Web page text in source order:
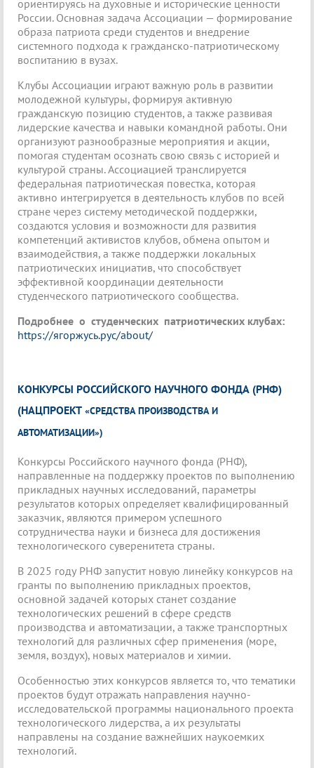
ориентируясь на духовные и исторические ценности
России. Основная задача Ассоциации — формирование
образа патриота среди студентов и внедрение
системного подхода к гражданско-патриотическому
воспитанию в вузах.
Клубы Ассоциации играют важную роль в развитии
молодежной культуры, формируя активную
гражданскую позицию студентов, а также развивая
лидерские качества и навыки командной работы. Они
организуют разнообразные мероприятия и акции,
помогая студентам осознать свою связь с историей и
культурой страны. Ассоциацией транслируется
федеральная патриотическая повестка, которая
активно интегрируется в деятельность клубов по всей
стране через систему методической поддержки,
создаются условия и возможности для развития
компетенций активистов клубов, обмена опытом и
взаимодействия, а также поддержки локальных
патриотических инициатив, что способствует
эффективной координации деятельности
студенческого патриотического сообщества.
Подробнее о студенческих патриотических клубах:
https://ягоржусь.рус/about/
КОНКУРСЫ РОССИЙСКОГО НАУЧНОГО ФОНДА (РНФ)
(НАЦПРОЕКТ «СРЕДСТВА ПРОИЗВОДСТВА И
АВТОМАТИЗАЦИИ»)
Конкурсы Российского научного фонда (РНФ),
направленные на поддержку проектов по выполнению
прикладных научных исследований, параметры
результатов которых определяет квалифицированный
заказчик, являются примером успешного
сотрудничества науки и бизнеса для достижения
технологического суверенитета страны.
В 2025 году РНФ запустит новую линейку конкурсов на
гранты по выполнению прикладных проектов,
основной задачей которых станет создание
технологических решений в сфере средств
производства и автоматизации, а также транспортных
технологий для различных сфер применения (море,
земля, воздух), новых материалов и химии.
Особенностью этих конкурсов является то, что тематики
проектов будут отражать направления научно-
исследовательской программы национального проекта
технологического лидерства, а их результаты
направлены на создание важнейших наукоемких
технологий.